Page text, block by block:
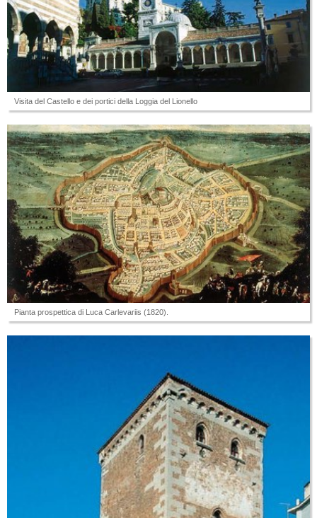
Visita del Castello e dei portici della Loggia del Lionello
Pianta prospettica di Luca Carlevariis (1820).